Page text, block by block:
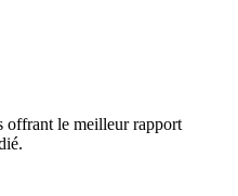
offrant le meilleur rapport